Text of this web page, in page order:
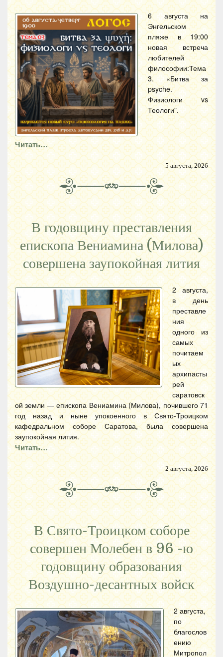
6 августа на
Энгельском
пляже в 19:00
новая встреча
любителей
философии:Тема
3. «Битва за
psyche.
Физиологи vs
Теологи".
Читать…
5 августа, 2026
В годовщину преставления
епископа Вениамина (Милова)
совершена заупокойная лития
2 августа,
в день
преставле
ния
одного из
самых
почитаем
ых
архипасты
рей
саратовск
ой земли — епископа Вениамина (Милова), почившего 71
год назад и ныне упокоенного в Свято-Троицком
кафедральном соборе Саратова, была совершена
заупокойная лития.
Читать…
2 августа, 2026
В Свято-Троицком соборе
совершен Молебен в 96 -ю
годовщину образования
Воздушно-десантных войск
2 августа,
по
благослов
ению
Митропол